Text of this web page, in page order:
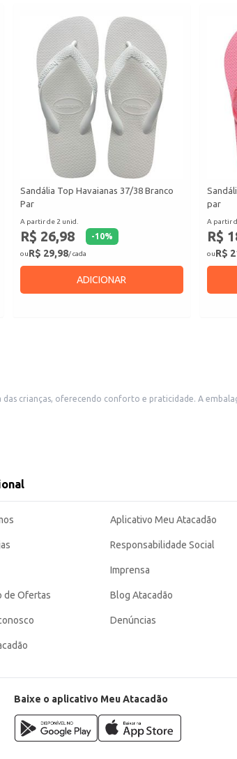
Sandália Top Havaianas 37/38 Branco
Par
A partir de 2 unid.
R$ 26,98 -10%
ouR$ 29,98/ cada
ADICIONAR
par
A partir
R$
ouR$
crianças, oferecendo conforto e praticidade. A
de Ofertas
Aplicativo Meu Atacadão
Responsabilidade Social
Imprensa
Blog Atacadão
Denúncias
Baixe o aplicativo Meu Atacadão